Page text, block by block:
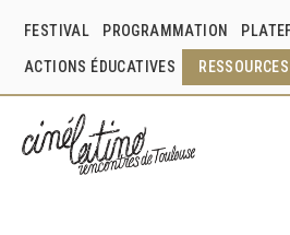
FESTIVAL PROGRAMMATION
ACTIONS ÉDUCATIVES RESSOURCES